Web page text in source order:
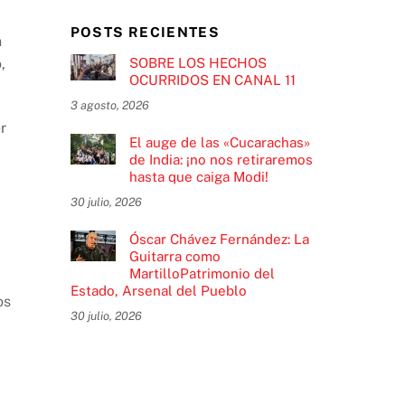
POSTS RECIENTES
SOBRE LOS HECHOS
OCURRIDOS EN CANAL 11
3 agosto, 2026
El auge de las «Cucarachas»
de India: ¡no nos retiraremos
hasta que caiga Modi!
30 julio, 2026
Óscar Chávez Fernández: La
Guitarra como
MartilloPatrimonio del
Estado, Arsenal del Pueblo
30 julio, 2026